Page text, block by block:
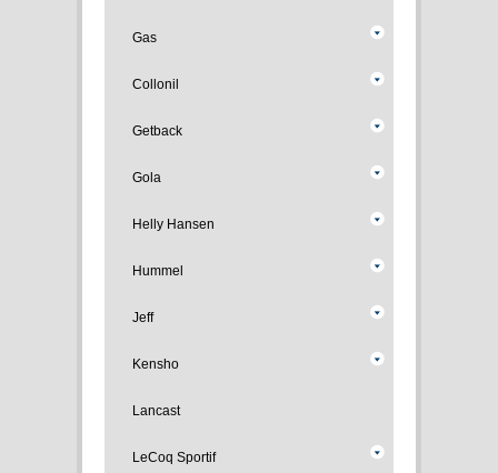
Gas
Collonil
Getback
Gola
Helly Hansen
Hummel
Jeff
Kensho
Lancast
LeCoq Sportif